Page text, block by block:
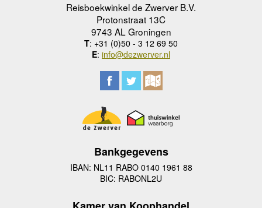
Reisboekwinkel de Zwerver B.V.
Protonstraat 13C
9743 AL Groningen
T: +31 (0)50 - 3 12 69 50
E: info@dezwerver.nl
Bankgegevens
IBAN: NL11 RABO 0140 1961 88
BIC: RABONL2U